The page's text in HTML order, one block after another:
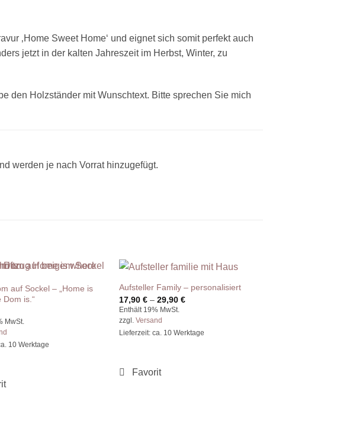
‚Home Sweet Home‘ und eignet sich somit perfekt auch
jetzt in der kalten Jahreszeit im Herbst, Winter, zu
den Holzständer mit Wunschtext. Bitte sprechen Sie mich
werden je nach Vorrat hinzugefügt.
auf Sockel – „Home is
is.“
MwSt.
10 Werktage
Aufsteller Family – personalisiert
17,90€ –29,90€Preisspanne:
Enthält 19% MwSt.
zzgl.Versand
Lieferzeit: ca. 10 Werktage